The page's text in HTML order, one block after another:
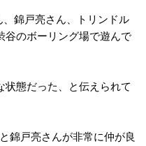
錦戸亮さん、トリンドル
谷のボーリング場で遊んで
状態だった、と伝えられて
錦戸亮さんが非常に仲が良